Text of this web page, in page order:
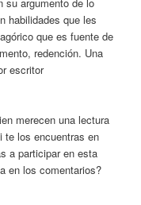
habilidades que les
que es fuente de
redención. Una
escritor
merecen una lectura
te los encuentras en
a participar en esta
en los comentarios?